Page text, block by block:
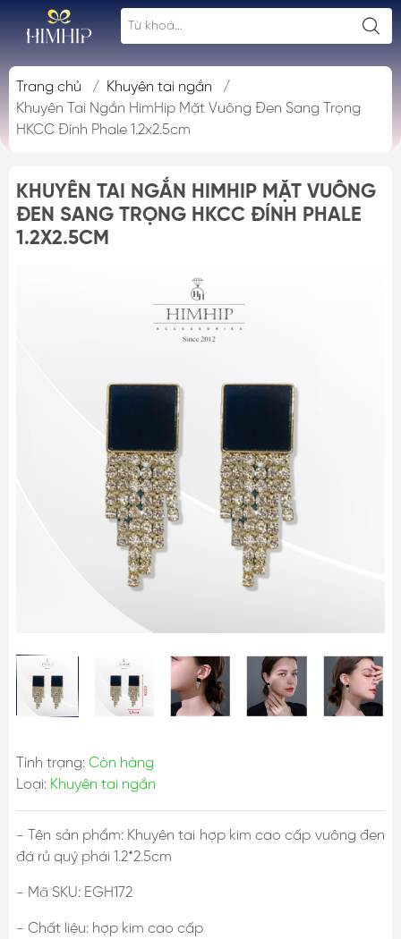
Trang chủ / Khuyên tai ngắn
/
Khuyên Tai Ngắn HimHip Mặt Vuông Đen Sang Trọng
HKCC Đính Phale 1.2x2.5cm
KHUYÊN TAI NGẮN HIMHIP MẶT VUÔNG
ĐEN SANG TRỌNG HKCC ĐÍNH PHALE
1.2X2.5CM
Tình trạng: Còn hàng
Loại: Khuyên tai ngắn
- Tên sản phẩm: Khuyên tai hợp kim cao cấp vuông đen
đá rủ quý phái 1.2*2.5cm
- Mã SKU: EGH172
- Chất liệu: hợp kim cao cấp